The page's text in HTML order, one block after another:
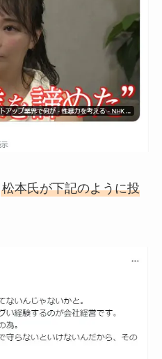
松本氏が下記のように投